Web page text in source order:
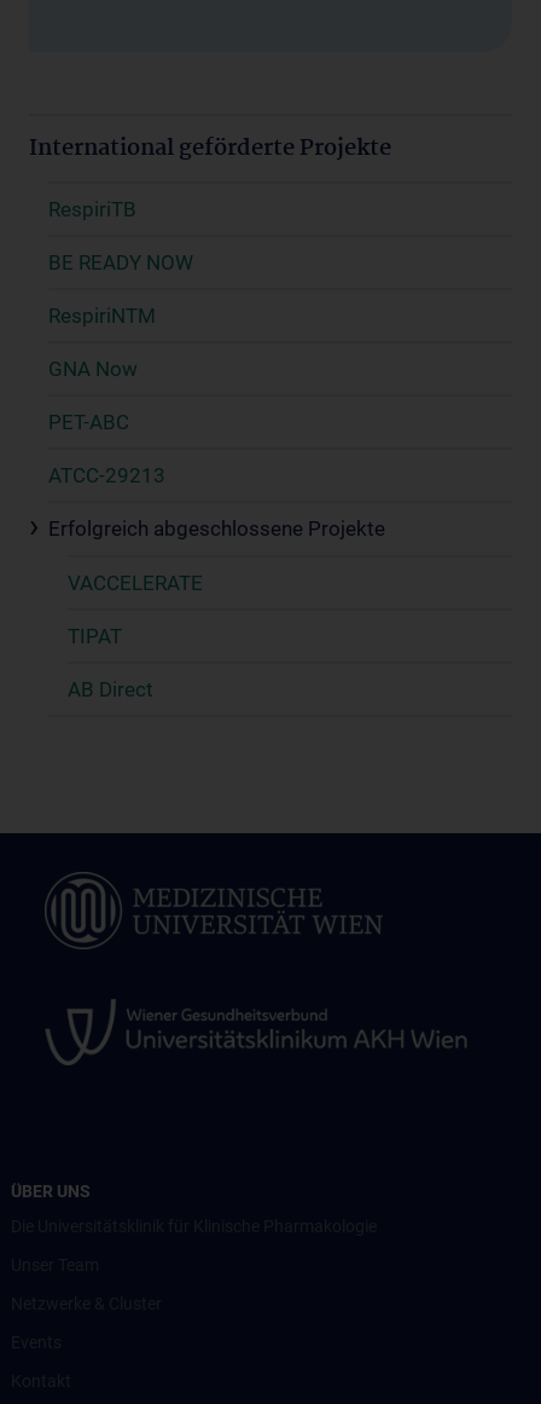
International geförderte Projekte
RespiriTB
BE READY NOW
RespiriNTM
GNA Now
PET-ABC
ATCC-29213
Erfolgreich abgeschlossene Projekte
VACCELERATE
TIPAT
AB Direct
ÜBER UNS